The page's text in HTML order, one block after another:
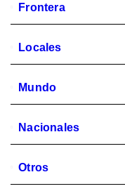
Frontera
Locales
Mundo
Nacionales
Otros